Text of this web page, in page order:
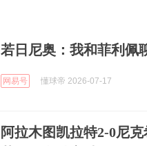
若日尼奥：我和菲利佩
网易号 懂球帝 2026-07-17
阿拉木图凯拉特2-0尼